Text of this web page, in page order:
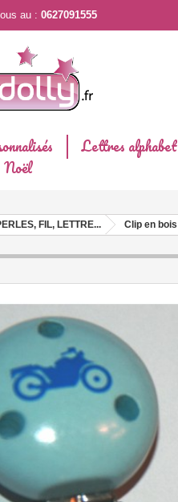
au : 0627091555
Lettres alphabet
Noël
FIL, LETTRE... Clip en bois